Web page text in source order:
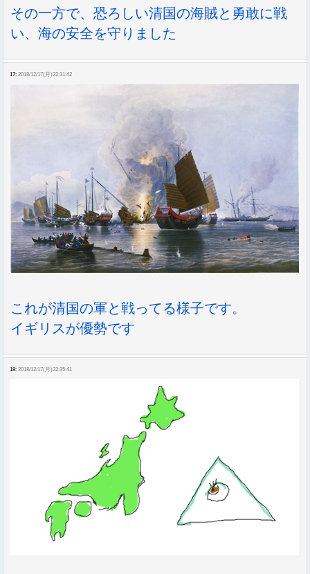
その一方で、恐ろしい清国の海賊と勇敢に戦
い、海の安全を守りました
17: 2018/12/17(月)22:31:42
これが清国の軍と戦ってる様子です。
イギリスが優勢です
18: 2018/12/17(月)22:35:41